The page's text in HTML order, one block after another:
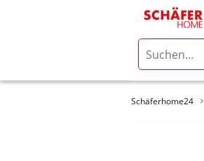
Schäferhome24